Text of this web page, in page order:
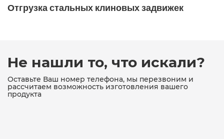
15кч18п ду25 15кч18п ду25 ру16
15кч18п муфтовый
15кч18п чугунный
15кч18п чугунный муфтовый
Отгрузка стальных клиновых задвижек
Не нашли то, что искали?
Оставьте Ваш номер телефона, мы перезвоним и
рассчитаем возможность изготовления вашего
продукта